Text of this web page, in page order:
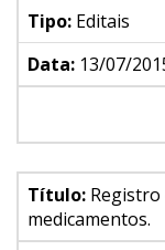
Tipo: Editais
Data: 13/07/
Título: Registro
medicamentos.